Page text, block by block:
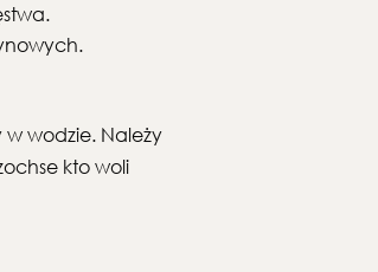
wodzie. Należy
kto woli